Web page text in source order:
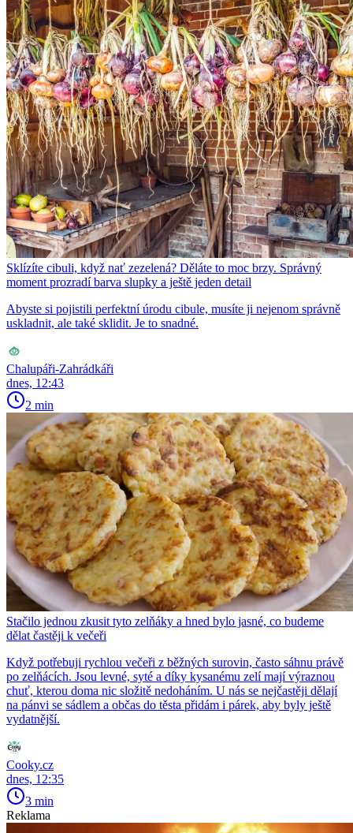
Sklízíte cibuli, když nať zezelená? Děláte to moc brzy. Správný
moment prozradí barva slupky a ještě jeden detail
Abyste si pojistili perfektní úrodu cibule, musíte ji nejenom správně
uskladnit, ale také sklidit. Je to snadné.
Chalupáři-Zahrádkáři
dnes, 12:43
2 min
Stačilo jednou zkusit tyto zelňáky a hned bylo jasné, co budeme
dělat častěji k večeři
Když potřebuji rychlou večeři z běžných surovin, často sáhnu právě
po zelňácích. Jsou levné, syté a díky kysanému zelí mají výraznou
chuť, kterou doma nic složitě nedoháním. U nás se nejčastěji dělají
na pánvi se sádlem a občas do těsta přidám i párek, aby byly ještě
vydatnější.
Cooky.cz
dnes, 12:35
3 min
Reklama